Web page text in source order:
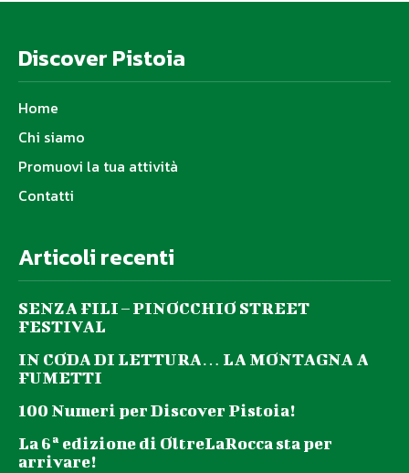
Discover Pistoia
Home
Chi siamo
Promuovi la tua attività
Contatti
Articoli recenti
SENZA FILI – PINOCCHIO STREET
FESTIVAL
IN CODA DI LETTURA… LA MONTAGNA A
FUMETTI
100 Numeri per Discover Pistoia!
La 6ª edizione di OltreLaRocca sta per
arrivare!